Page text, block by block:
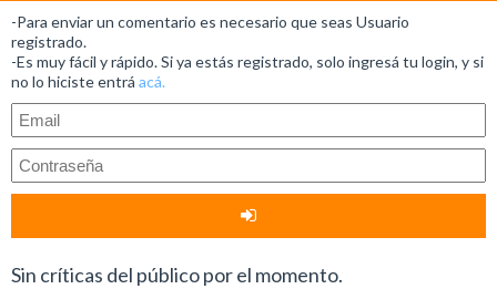
-Para enviar un comentario es necesario que seas Usuario
registrado.
-Es muy fácil y rápido. Si ya estás registrado, solo ingresá tu login, y si
no lo hiciste entrá acá.
Sin críticas del público por el momento.